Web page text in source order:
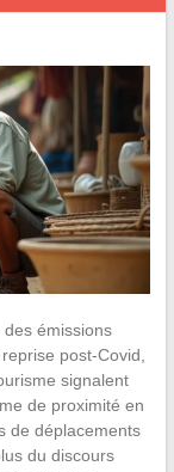
émissions
post-Covid,
signalent
de proximité en
de déplacements
du discours